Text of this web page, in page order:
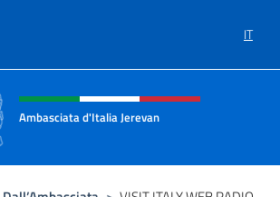
IT
sito, social e menù
Ambasciata d'Italia Jerevan